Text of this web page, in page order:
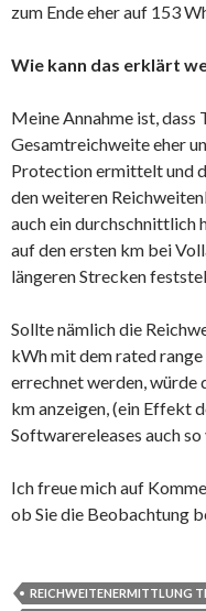
zum Ende eher auf 153
Wie kann das erklärt
Meine Annahme ist,
Gesamtreichweite eher
Protection ermittelt und
den weiteren
auch ein durchschnittlich
auf den ersten km bei
längeren Strecken
Sollte nämlich die
kWh mit dem rated
errechnet werden, würde
km anzeigen, (ein Effekt
Softwarereleases auch
Ich freue mich auf
ob Sie die Beobachtung
REICHWEITENERMITTLUNG